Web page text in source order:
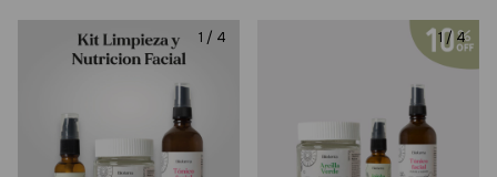
1 / 4 1/ 4